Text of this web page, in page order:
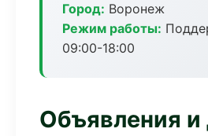
Город: Воронеж
Режим работы:
09:00-18:00
Объявления и